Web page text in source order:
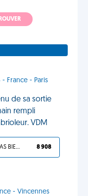
- France - Paris
de sa sortie
rempli
VDM
TU L'AS BIEN MÉRITÉ 8 908
- Vincennes